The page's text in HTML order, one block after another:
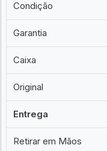
Condição
Garantia
Caixa
Original
Entrega
Retirar em Mãos